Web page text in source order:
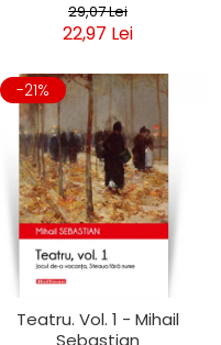
29,07 Lei
22,97 Lei
-21%
Teatru. Vol. 1 - Mihail
Sebastian